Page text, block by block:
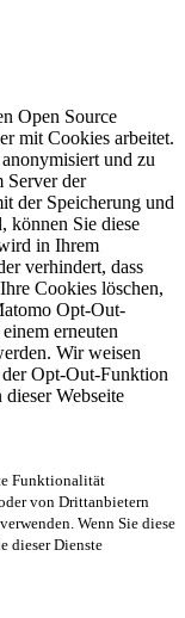
Open Source
mit Cookies arbeitet.
und zu
Server der
der Speicherung und
können Sie diese
in Ihrem
verhindert, dass
Cookies löschen,
Opt-Out-
erneuten
Wir weisen
Opt-Out-Funktion
Webseite
Funktionalität
von Drittanbietern
Wenn Sie diese
dieser Dienste